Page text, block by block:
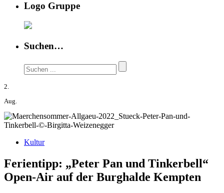
Logo Gruppe
Suchen…
2.
Aug.
Kultur
Ferientipp: „Peter Pan und Tinkerbell“
Open-Air auf der Burghalde Kempten